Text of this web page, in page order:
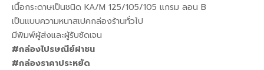
เนื้อกระดาษเป็นชนิด KA/M 125/105/105 แกรม ลอน B
เป็นแบบความหนาสเปคกล่องร้านทั่วไป
มีพิมพ์ผู้ส่งและผู้รับชัดเจน
#กล่องไปรษณีย์ฝาชน
#กล่องราคาประหยัด